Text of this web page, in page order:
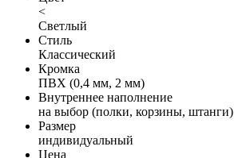
<
Светлый
Стиль
Классический
Кромка
ПВХ (0,4 мм, 2 мм)
Внутреннее наполнение
на выбор (полки, корзины, штанги)
Размер
индивидуальный
Цена